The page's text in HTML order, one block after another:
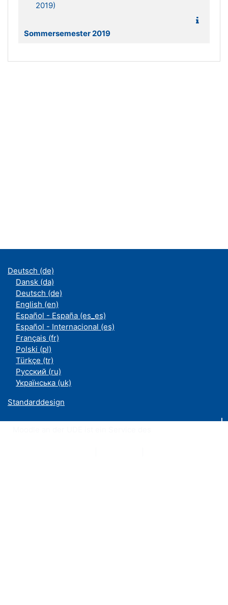
2019)
Sommersemester 2019
Deutsch ‎(de)‎
Dansk ‎(da)‎
Deutsch ‎(de)‎
English ‎(en)‎
Español - España ‎(es_es)‎
Español - Internacional ‎(es)‎
Français ‎(fr)‎
Polski ‎(pl)‎
Türkçe ‎(tr)‎
Русский ‎(ru)‎
Українська ‎(uk)‎
Standarddesign